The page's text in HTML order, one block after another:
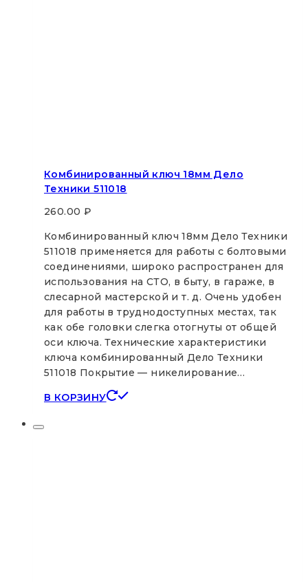
Комбинированный ключ 18мм Дело
Техники 511018
260.00 ₽
Комбинированный ключ 18мм Дело Техники
511018 применяется для работы с болтовыми
соединениями, широко распространен для
использования на СТО, в быту, в гараже, в
слесарной мастерской и т. д. Очень удобен
для работы в труднодоступных местах, так
как обе головки слегка отогнуты от общей
оси ключа. Технические характеристики
ключа комбинированный Дело Техники
511018 Покрытие — никелирование…
В КОРЗИНУ